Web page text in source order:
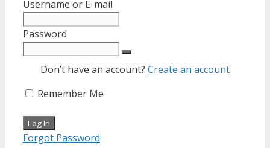
Username or E-mail
Password
Don’t have an account? Create an account
Remember Me
Forgot Password